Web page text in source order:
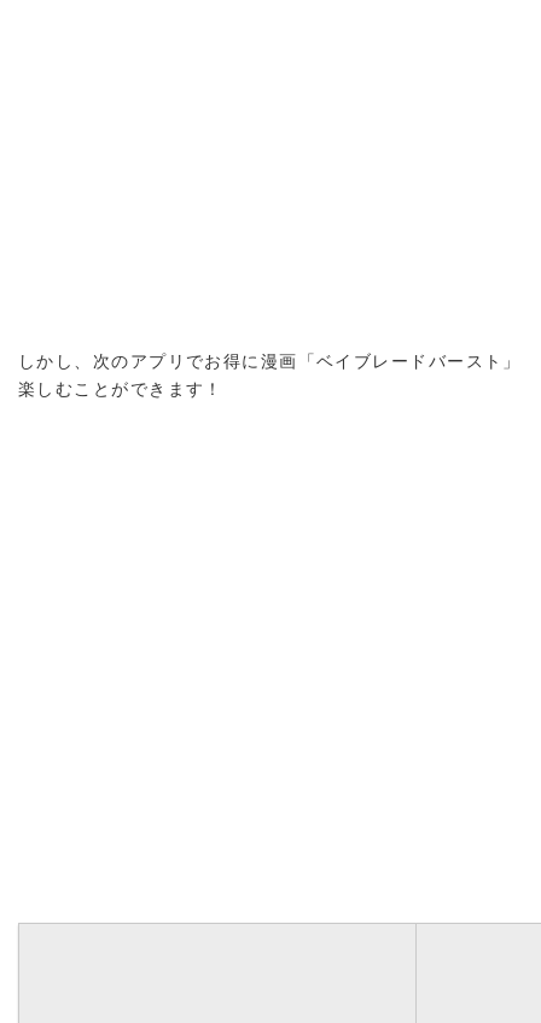
しかし、次のアプリでお得に漫画「ベイブレードバースト」
楽しむことができます！